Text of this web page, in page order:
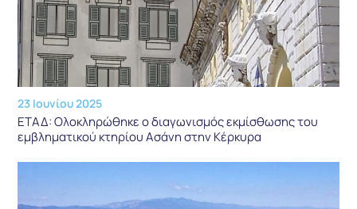
23 Ιουνίου 2025
ΕΤΑΔ: Ολοκληρώθηκε ο διαγωνισμός εκμίσθωσης του
εμβληματικού κτηρίου Ασάνη στην Κέρκυρα